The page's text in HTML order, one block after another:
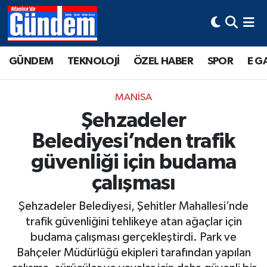
GÜNDEM TEKNOLOJİ ÖZEL HABER SPOR E
MANİSA
Şehzadeler
Belediyesi’nden trafik
güvenliği için budama
çalışması
Şehzadeler Belediyesi, Şehitler Mahallesi’nde
trafik güvenliğini tehlikeye atan ağaçlar için
budama çalışması gerçekleştirdi. Park ve
Bahçeler Müdürlüğü ekipleri tarafından yapılan
Manisa Hava Durumu
Tüm Manşetler
Son Dakika Haberleri